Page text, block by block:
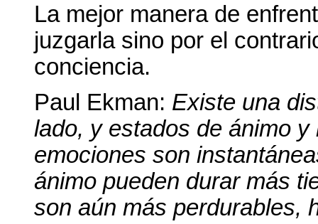
La mejor manera de
juzgarla sino por el
conciencia.
Paul Ekman: Existe una
lado, y estados de ánimo
emociones son
ánimo pueden durar más
son aún más perdurables,